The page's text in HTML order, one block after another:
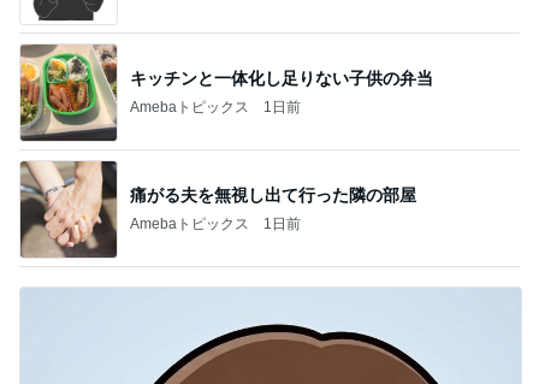
キッチンと一体化し足りない子供の弁当
Amebaトピックス 1日前
痛がる夫を無視し出て行った隣の部屋
Amebaトピックス 1日前